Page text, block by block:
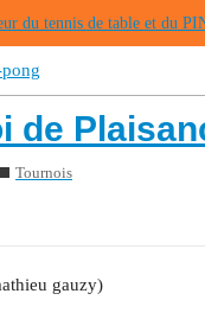
du tennis de table et du
de
Tournois
gauzy)